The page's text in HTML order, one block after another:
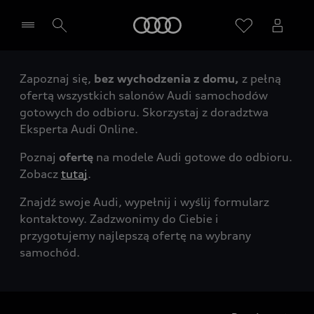
Wybierz Twojego Partnera Audi
Zapoznaj się, bez wychodzenia z domu, z pełną
ofertą wszystkich salonów Audi samochodów
gotowych do odbioru. Skorzystaj z doradztwa
Eksperta Audi Online.
Poznaj ofertę na modele Audi gotowe do odbioru.
Zobacz tutaj.
Znajdź swoje Audi, wypełnij i wyślij formularz
kontaktowy. Zadzwonimy do Ciebie i
przygotujemy najlepszą ofertę na wybrany
samochód.